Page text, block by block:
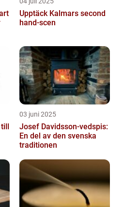
Upptäck Kalmars second
hand-scen
03 juni 2025
Josef Davidsson-vedspis:
En del av den svenska
traditionen